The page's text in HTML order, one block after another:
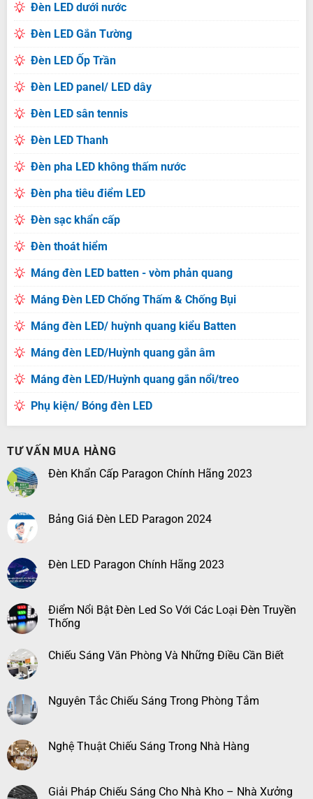
Đèn LED dưới nước
Đèn LED Gắn Tường
Đèn LED Ốp Trần
Đèn LED panel/ LED dây
Đèn LED sân tennis
Đèn LED Thanh
Đèn pha LED không thấm nước
Đèn pha tiêu điểm LED
Đèn sạc khẩn cấp
Đèn thoát hiểm
Máng đèn LED batten - vòm phản quang
Máng Đèn LED Chống Thấm & Chống Bụi
Máng đèn LED/ huỳnh quang kiểu Batten
Máng đèn LED/Huỳnh quang gắn âm
Máng đèn LED/Huỳnh quang gắn nổi/treo
Phụ kiện/ Bóng đèn LED
TƯ VẤN MUA HÀNG
Đèn Khẩn Cấp Paragon Chính Hãng 2023
Bảng Giá Đèn LED Paragon 2024
Đèn LED Paragon Chính Hãng 2023
Điểm Nổi Bật Đèn Led So Với Các Loại Đèn Truyền
Thống
Chiếu Sáng Văn Phòng Và Những Điều Cần Biết
Nguyên Tắc Chiếu Sáng Trong Phòng Tắm
Nghệ Thuật Chiếu Sáng Trong Nhà Hàng
Giải Pháp Chiếu Sáng Cho Nhà Kho – Nhà Xưởng